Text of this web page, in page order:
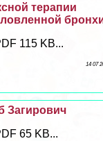
терапии
115 KB...
14 07
Загирович
65 KB...